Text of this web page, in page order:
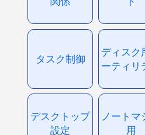
タスク制御
ディスク
ーティリ
デスクトップ
設定
ノートマ
用